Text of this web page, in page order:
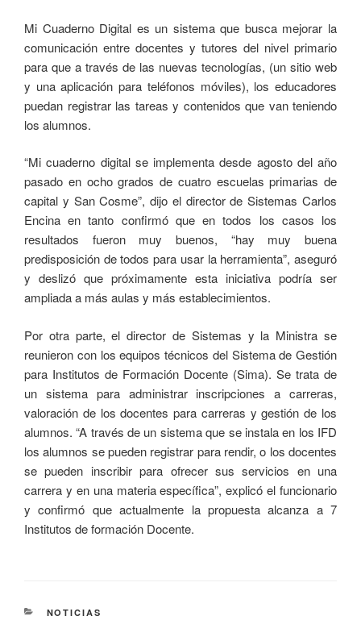
Mi Cuaderno Digital es un sistema que busca mejorar la
comunicación entre docentes y tutores del nivel primario
para que a través de las nuevas tecnologías, (un sitio web
y una aplicación para teléfonos móviles), los educadores
puedan registrar las tareas y contenidos que van teniendo
los alumnos.
“Mi cuaderno digital se implementa desde agosto del año
pasado en ocho grados de cuatro escuelas primarias de
capital y San Cosme”, dijo el director de Sistemas Carlos
Encina en tanto confirmó que en todos los casos los
resultados fueron muy buenos, “hay muy buena
predisposición de todos para usar la herramienta”, aseguró
y deslizó que próximamente esta iniciativa podría ser
ampliada a más aulas y más establecimientos.
Por otra parte, el director de Sistemas y la Ministra se
reunieron con los equipos técnicos del Sistema de Gestión
para Institutos de Formación Docente (Sima). Se trata de
un sistema para administrar inscripciones a carreras,
valoración de los docentes para carreras y gestión de los
alumnos. “A través de un sistema que se instala en los IFD
los alumnos se pueden registrar para rendir, o los docentes
se pueden inscribir para ofrecer sus servicios en una
carrera y en una materia específica”, explicó el funcionario
y confirmó que actualmente la propuesta alcanza a 7
Institutos de formación Docente.
NOTICIAS